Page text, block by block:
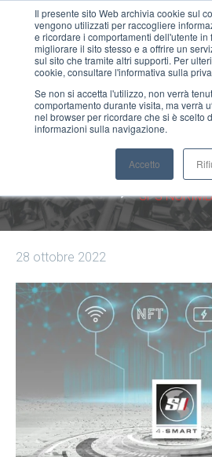
Il presente sito Web archivia cookie sul
vengono utilizzati per raccogliere
e ricordare i comportamenti dell'utente in
migliorare il sito stesso e a offrire un
sul sito che tramite altri supporti. Per
cookie, consultare l'informativa sulla
Se non si accetta l'utilizzo, non verrà
comportamento durante visita, ma verrà
nel browser per ricordare che si è scelto
informazioni sulla navigazione.
Accetto
SPS
Home Siboni
SPS
28 ottobre 2022